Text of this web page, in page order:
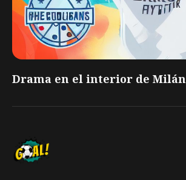
Drama en el interior de Milán